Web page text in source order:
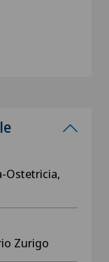
Ostetricia,
Zurigo